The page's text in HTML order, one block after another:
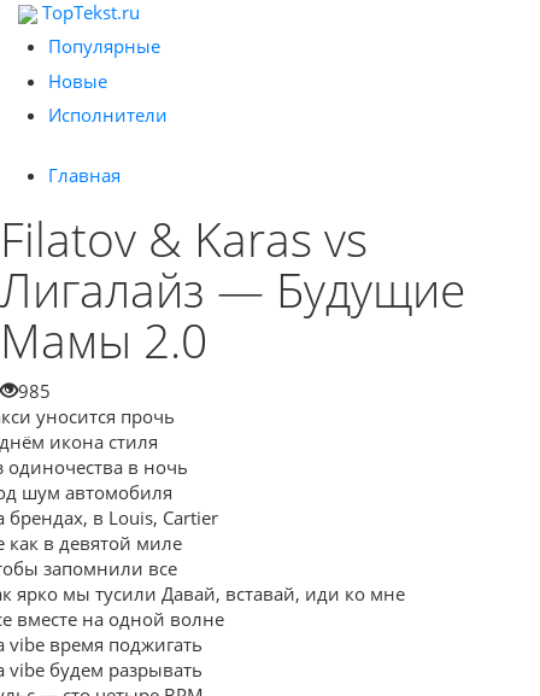
TopTekst.ru
Популярные
Новые
Исполнители
Главная
Filatov & Karas vs
Лигалайз — Будущие
Мамы 2.0
985
уносится прочь
икона стиля
одиночества в ночь
шум автомобиля
брендах, в Louis, Cartier
как в девятой миле
запомнили все
ярко мы тусили Давай, вставай, иди ко мне
вместе на одной волне
vibe время поджигать
vibe будем разрывать